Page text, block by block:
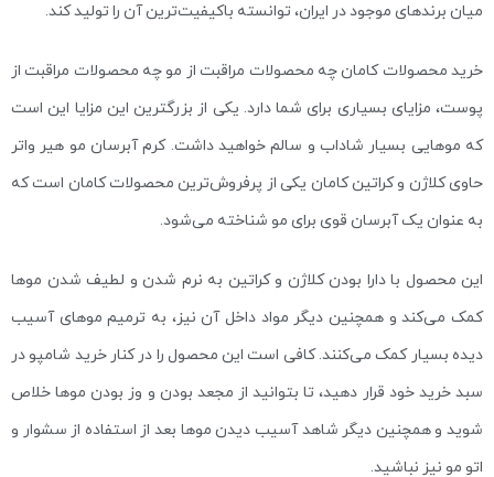
میان برندهای موجود در ایران، توانسته باکیفیت‌ترین آن را تولید کند.
خرید محصولات کامان چه محصولات مراقبت از مو چه محصولات مراقبت از
پوست، مزایای بسیاری برای شما دارد. یکی از بزرگترین این مزایا این است
که موهایی بسیار شاداب و سالم خواهید داشت. کرم آبرسان مو هیر واتر
حاوی کلاژن و کراتین کامان یکی از پرفروش‌ترین محصولات کامان است که
به عنوان یک آبرسان قوی برای مو شناخته می‌شود.
این محصول با دارا بودن کلاژن و کراتین به نرم شدن و لطیف شدن موها
کمک می‌کند و همچنین دیگر مواد داخل آن نیز، به ترمیم موهای آسیب
دیده بسیار کمک می‌کنند. کافی است این محصول را در کنار خرید شامپو در
سبد خرید خود قرار دهید، تا بتوانید از مجعد بودن و وز بودن موها خلاص
شوید و همچنین دیگر شاهد آسیب دیدن موها بعد از استفاده از سشوار و
اتو مو نیز نباشید.